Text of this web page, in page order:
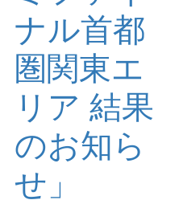
ナル首都
圏関東エ
リア 結果
のお知ら
せ」